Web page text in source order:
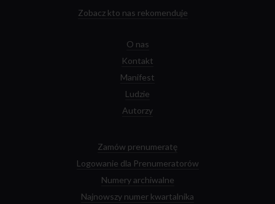
Zobacz kto nas rekomenduje
O nas
Kontakt
Manifest
Ludzie
Autorzy
Zamów prenumeratę
Logowanie dla Prenumeratorów
Numery archiwalne
Najnowszy numer kwartalnika